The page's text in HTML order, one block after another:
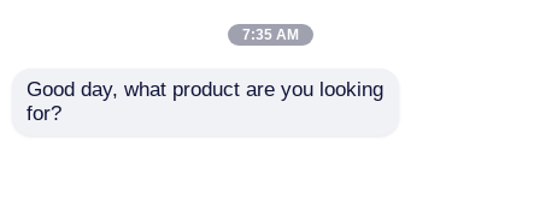
7:35 AM
Good day, what product are you looking
for?